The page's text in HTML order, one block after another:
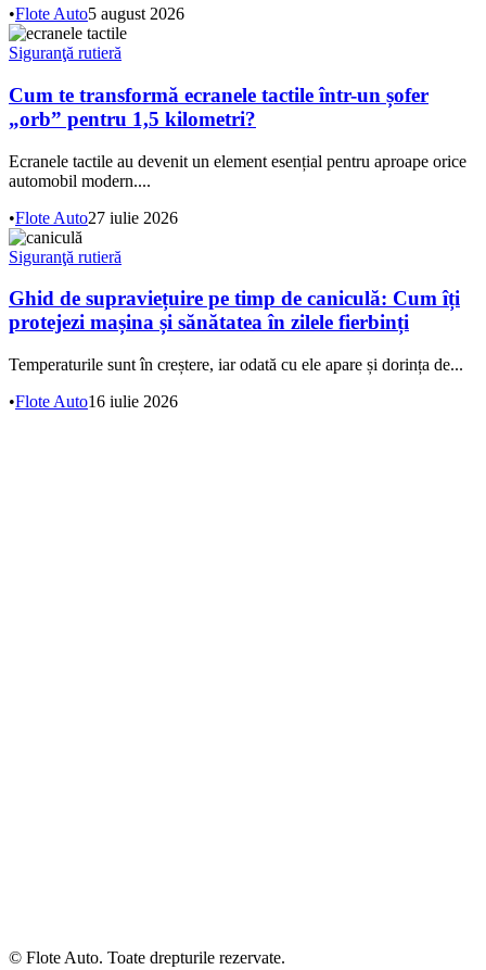
•Flote Auto5 august 2026
Siguranţă rutieră
Cum te transformă ecranele tactile într-un șofer
„orb” pentru 1,5 kilometri?
Ecranele tactile au devenit un element esențial pentru aproape orice
automobil modern....
•Flote Auto27 iulie 2026
Siguranţă rutieră
Ghid de supraviețuire pe timp de caniculă: Cum îți
protejezi mașina și sănătatea în zilele fierbinți
Temperaturile sunt în creștere, iar odată cu ele apare și dorința de...
•Flote Auto16 iulie 2026
© Flote Auto. Toate drepturile rezervate.